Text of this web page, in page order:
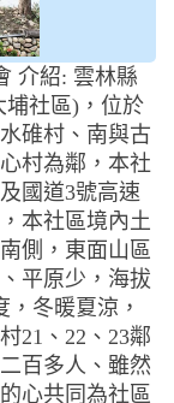
介紹: 雲林縣
埔社區)，位於
碓村、南與古
村為鄰，本社
國道3號高速
本社區境內土
側，東面山區
平原少，海拔
冬暖夏涼，
21、22、23鄰
百多人、雖然
心共同為社區